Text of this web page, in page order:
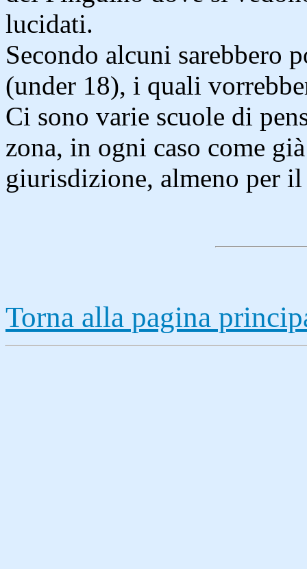
lucidati.
Secondo alcuni sarebbero
(under 18), i quali
Ci sono varie scuole di
zona, in ogni caso come
giurisdizione, almeno per
Torna alla pagina